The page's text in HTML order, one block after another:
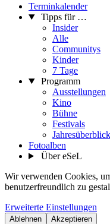
Terminkalender
Tipps für …
Insider
Alle
Communitys
Kinder
7 Tage
Programm
Ausstellungen
Kino
Bühne
Festivals
Jahresüberblick
Fotoalben
Über eSeL
Wir verwenden Cookies,
benutzerfreundlich zu
Erweiterte Einstellungen
Ablehnen Akzeptieren